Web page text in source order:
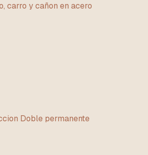
carro y cañon en acero
Doble permanente